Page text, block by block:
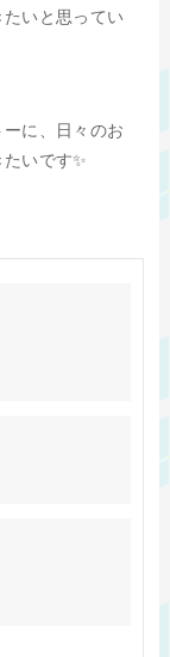
いと思ってい
に、日々のお
いです✨